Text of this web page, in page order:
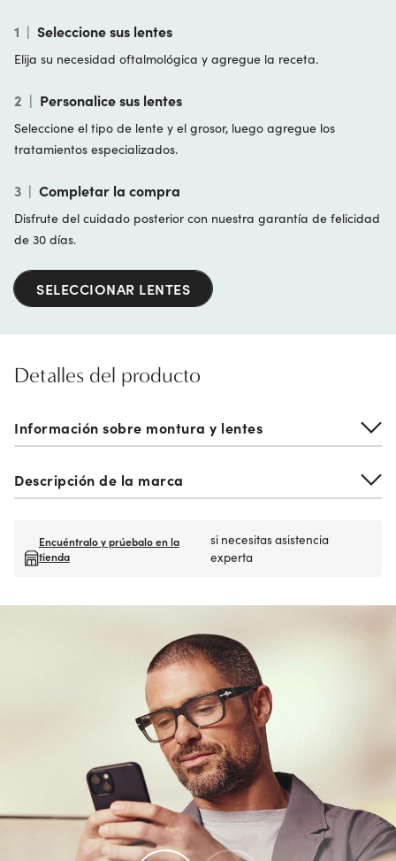
1 | Seleccione sus lentes
Elija su necesidad oftalmológica y agregue la receta.
2 | Personalice sus lentes
Seleccione el tipo de lente y el grosor, luego agregue los
tratamientos especializados.
3 | Completar la compra
Disfrute del cuidado posterior con nuestra garantía de felicidad
de 30 días.
SELECCIONAR LENTES
Detalles del producto
Información sobre montura y lentes
Descripción de la marca
Encuéntralo y prúebalo en la
tienda
si necesitas asistencia
experta